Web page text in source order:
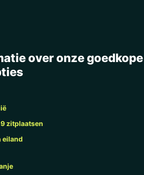
over onze goedkope
zitplaatsen
eiland